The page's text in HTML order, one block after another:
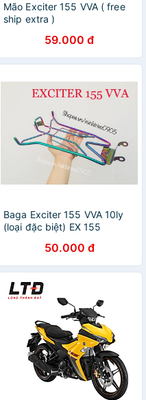
Mão Exciter 155 VVA ( free
ship extra )
59.000 đ
Baga Exciter 155 VVA 10ly
(loại đặc biệt) EX 155
50.000 đ